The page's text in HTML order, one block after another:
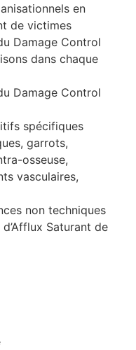
en
de victimes
Damage Control
dans chaque
Damage Control
spécifiques
garrots,
osseuse,
vasculaires,
non techniques
Saturant de